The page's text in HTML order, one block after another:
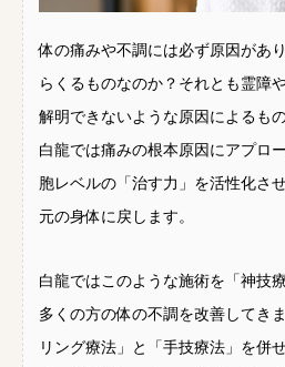
体の痛みや不調には必ず原因があ
らくるものなのか？それとも霊障
解明できないような原因によるも
白龍では痛みの根本原因にアプロ
胞レベルの「治す力」を活性化さ
元の身体に戻します。
白龍ではこのような施術を「神技
多くの方の体の不調を改善してき
リング療法」と「手技療法」を併